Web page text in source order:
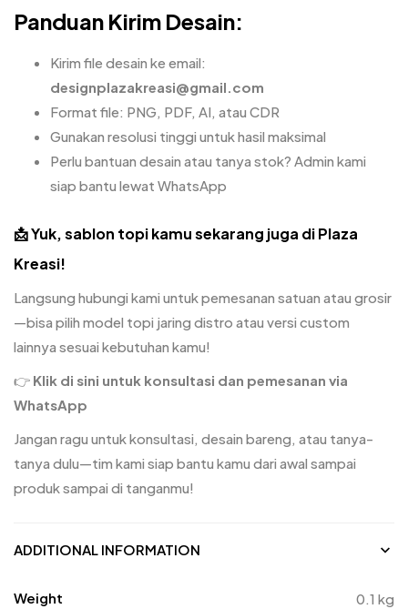
Panduan Kirim Desain:
Kirim file desain ke email:
designplazakreasi@gmail.com
Format file: PNG, PDF, AI, atau CDR
Gunakan resolusi tinggi untuk hasil maksimal
Perlu bantuan desain atau tanya stok? Admin kami
siap bantu lewat WhatsApp
📩 Yuk,sablon topikamu sekarang juga di Plaza
Kreasi!
Langsung hubungi kami untuk pemesanan satuan atau grosir
—bisa pilih model topi jaring distro atau versi custom
lainnya sesuai kebutuhan kamu!
👉 Klik di sini untuk konsultasi dan pemesanan via
WhatsApp
Jangan ragu untuk konsultasi, desain bareng, atau tanya-
tanya dulu—tim kami siap bantu kamu dari awal sampai
produk sampai di tanganmu!
ADDITIONAL INFORMATION
Weight 0.1 kg